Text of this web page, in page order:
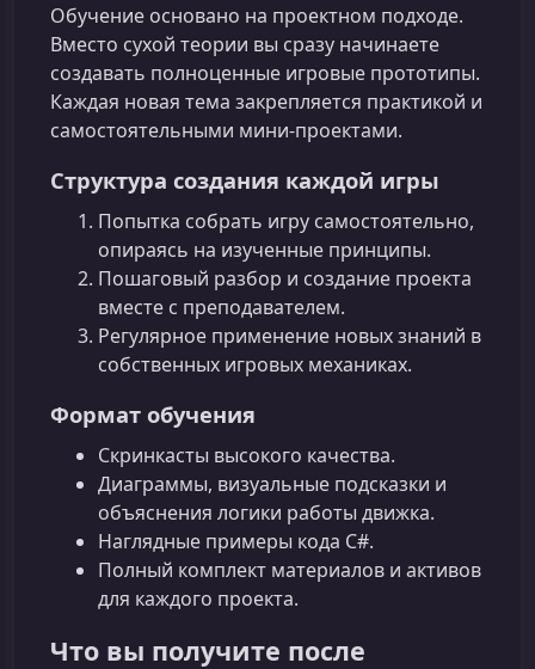
Обучение основано на проектном подходе.
Вместо сухой теории вы сразу начинаете
создавать полноценные игровые прототипы.
Каждая новая тема закрепляется практикой и
самостоятельными мини‑проектами.
Структура создания каждой игры
Попытка собрать игру самостоятельно,
опираясь на изученные принципы.
Пошаговый разбор и создание проекта
вместе с преподавателем.
Регулярное применение новых знаний в
собственных игровых механиках.
Формат обучения
Скринкасты высокого качества.
Диаграммы, визуальные подсказки и
объяснения логики работы движка.
Наглядные примеры кода C#.
Полный комплект материалов и активов
для каждого проекта.
Что вы получите после